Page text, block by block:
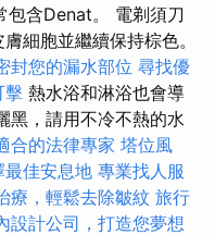
包含Denat。 電剃須刀
細胞並繼續保持棕色。
封您的漏水部位 尋找優
擊 熱水浴和淋浴也會導
黑，請用不冷不熱的水
合的法律專家 塔位風
最佳安息地 專業找人服
療，輕鬆去除皺紋 旅行
設計公司，打造您夢想